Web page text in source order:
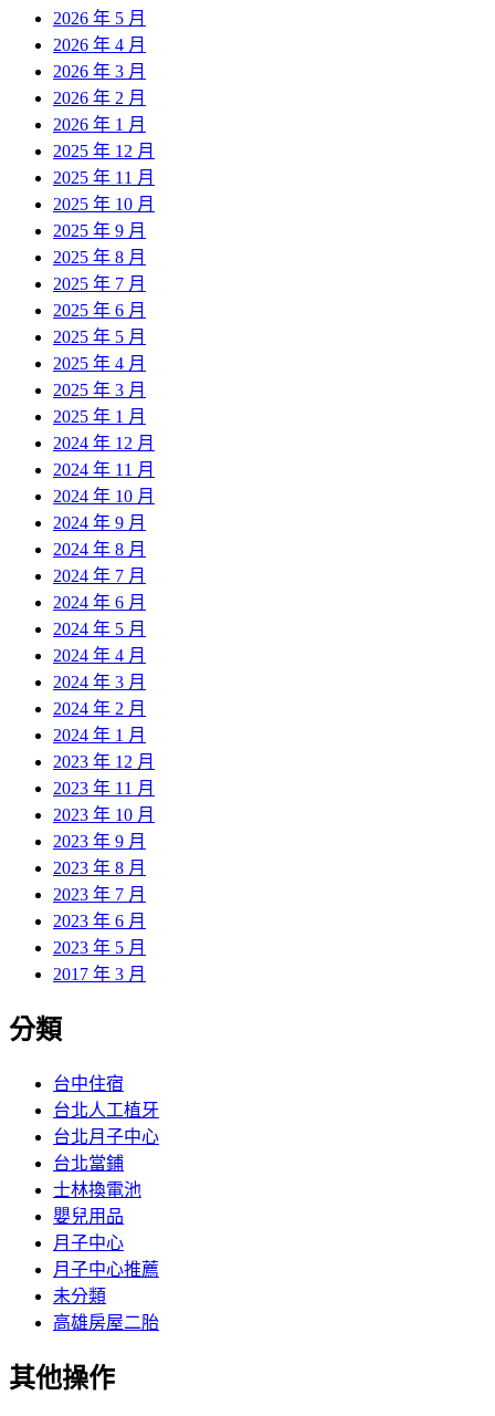
2026 年 5 月
2026 年 4 月
2026 年 3 月
2026 年 2 月
2026 年 1 月
2025 年 12 月
2025 年 11 月
2025 年 10 月
2025 年 9 月
2025 年 8 月
2025 年 7 月
2025 年 6 月
2025 年 5 月
2025 年 4 月
2025 年 3 月
2025 年 1 月
2024 年 12 月
2024 年 11 月
2024 年 10 月
2024 年 9 月
2024 年 8 月
2024 年 7 月
2024 年 6 月
2024 年 5 月
2024 年 4 月
2024 年 3 月
2024 年 2 月
2024 年 1 月
2023 年 12 月
2023 年 11 月
2023 年 10 月
2023 年 9 月
2023 年 8 月
2023 年 7 月
2023 年 6 月
2023 年 5 月
2017 年 3 月
分類
台中住宿
台北人工植牙
台北月子中心
台北當鋪
士林換電池
嬰兒用品
月子中心
月子中心推薦
未分類
高雄房屋二胎
其他操作